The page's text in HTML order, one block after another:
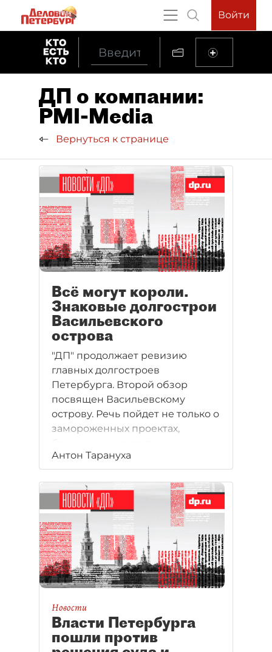
Войти
ДП о компании:
PMI-Media
Вернуться к странице
Всё могут короли.
Знаковые долгострои
Васильевского
острова
"ДП" продолжает ревизию
главных долгостроев
Петербурга. Второй обзор
посвящен Васильевскому
острову. Речь пойдет не только о
замороженных проектах,
строительства. Многие
амбициозные идеи
обсуждались годами, но так и
остались на бумаге. Реализовать
их помешали банкротство
заказчиков, нехватка бюджетных
денег и ошибки при
согласовании с властями.
Антон Тарануха
Новости
Власти Петербурга
пошли против